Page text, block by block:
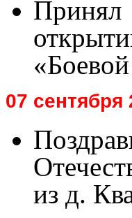
07 сентября
из д.